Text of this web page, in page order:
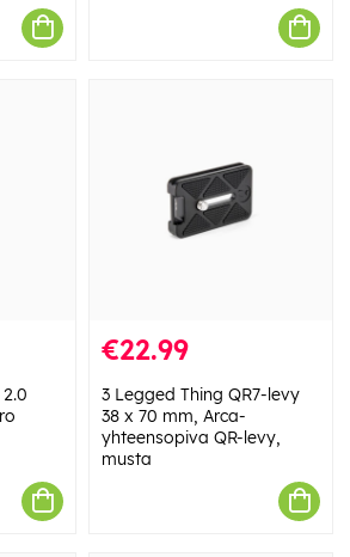
€22.99
3 Legged Thing QR7-levy
38 x 70 mm, Arca-
yhteensopiva QR-levy,
musta